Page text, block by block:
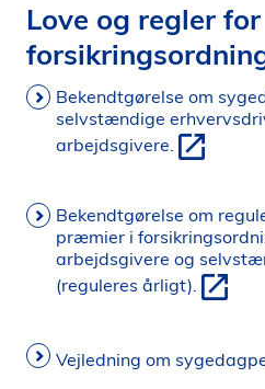
Love og regler for
Bekendtgørelse om
selvstændige
arbejdsgivere.
Bekendtgørelse om
præmier i
arbejdsgivere og
(reguleres årligt).
Vejledning om